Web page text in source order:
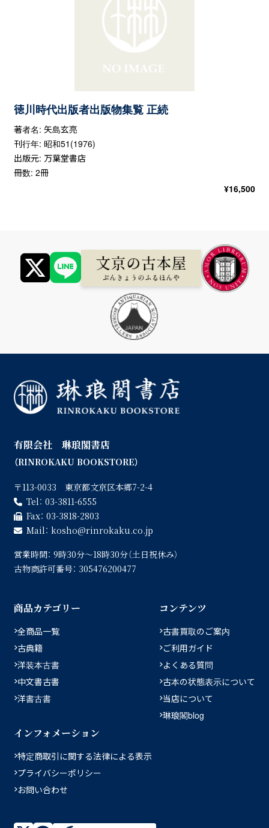
徳川時代出版者出版物集覧 正続
著者名: 矢島玄亮
刊行年: 昭和51(1976)
出版元: 万葉堂書店
冊数: 2冊
¥16,500
有限会社 琳琅閣書店
（RINROKAKU BOOKSTORE）
〒113-0033 東京都文京区本郷7-2-4
Tel： 03-3811-6555
Fax： 03-3818-2803
Mail： kosho
rinrokaku.co.jp
営業時間： 9時30分〜18時30分（土日祝休み）
古物商許可番号： 305476200477
商品カテゴリー
全商品一覧
古典籍
洋装本古書
中文書古書
洋書古書
コンテンツ
古書買取のご案内
ご利用ガイド
よくある質問
古本の状態表示について
当店について
琳琅閣blog
インフォメーション
特定商取引に関する法律による表示
プライバシーポリシー
お問い合わせ